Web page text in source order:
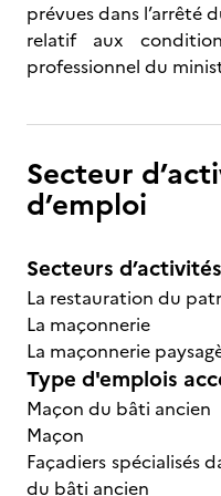
prévues dans l’arrêté
relatif aux
professionnel du
Secteur
d’emploi
Secteurs
La restauration du
La maçonnerie
La maçonnerie
Type d'emplois
Maçon du bâti ancien
Maçon
Façadiers spécialisés
du bâti ancien